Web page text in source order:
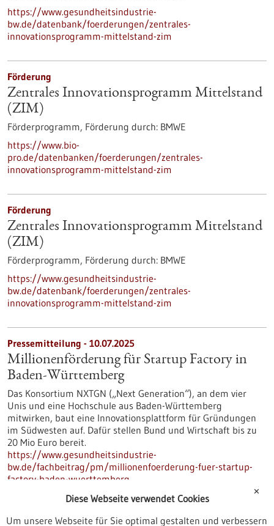
https://www.gesundheitsindustrie-
bw.de/datenbank/foerderungen/zentrales-
innovationsprogramm-mittelstand-zim
Förderung
Zentrales Innovationsprogramm Mittelstand
(ZIM)
Förderprogramm, Förderung durch: BMWE
https://www.bio-
pro.de/datenbanken/foerderungen/zentrales-
innovationsprogramm-mittelstand-zim
Förderung
Zentrales Innovationsprogramm Mittelstand
(ZIM)
Förderprogramm, Förderung durch: BMWE
https://www.gesundheitsindustrie-
bw.de/datenbank/foerderungen/zentrales-
innovationsprogramm-mittelstand-zim
Pressemitteilung - 10.07.2025
Millionenförderung für Startup Factory in
Baden-Württemberg
Das Konsortium NXTGN („Next Generation“), an dem vier
Unis und eine Hochschule aus Baden-Württemberg
mitwirken, baut eine Innovationsplattform für Gründungen
im Südwesten auf. Dafür stellen Bund und Wirtschaft bis zu
20 Mio Euro bereit.
https://www.gesundheitsindustrie-
bw.de/fachbeitrag/pm/millionenfoerderung-fuer-startup-
factory-baden-wuerttemberg
Pressemitteilung - 10.07.2025
✕
Diese Webseite verwendet Cookies
Um unsere Webseite für Sie optimal gestalten und verbessern